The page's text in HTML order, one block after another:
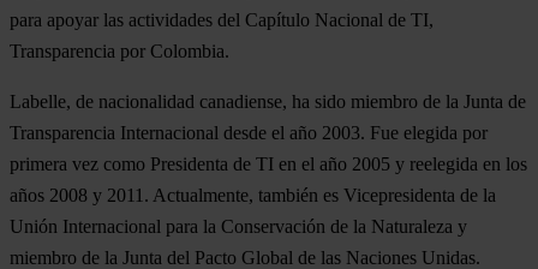
para apoyar las actividades del Capítulo Nacional de TI,
Transparencia por Colombia.
Labelle, de nacionalidad canadiense, ha sido miembro de la Junta de
Transparencia Internacional desde el año 2003. Fue elegida por
primera vez como Presidenta de TI en el año 2005 y reelegida en los
años 2008 y 2011. Actualmente, también es Vicepresidenta de la
Unión Internacional para la Conservación de la Naturaleza y
miembro de la Junta del Pacto Global de las Naciones Unidas.